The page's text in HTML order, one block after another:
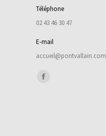
Téléphone
02 43 46 30 47
E-mail
accueil@pontvallain.com
Trouvez nous sur :